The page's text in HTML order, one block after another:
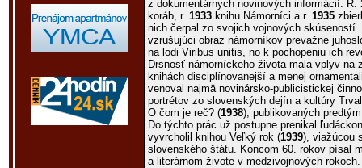
z dokumentárnych novinových informácií. R.
koráb, r. 1933 knihu Námorníci a r. 1935
nich čerpal zo svojich vojnových skúseností.
vzrušujúci obraz námorníkov prevažne
na lodi Viribus unitis, no k pochopeniu ich
Drsnosť námorníckeho života mala vplyv na
knihách disciplínovanejší a menej
venoval najmä novinársko-publicistickej
portrétov zo slovenských dejín a kultúry
O čom je reč? (1938), publikovaných
Do týchto prác už postupne prenikal
vyvrcholil knihou Veľký rok (1939), viažúcou
slovenského štátu. Koncom 60. rokov písal
a literárnom živote v medzivojnových rokoch.